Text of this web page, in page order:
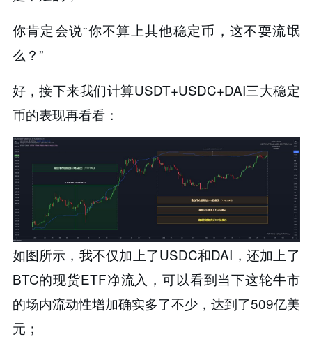
你肯定会说“你不算上其他稳定币，这不耍流氓
么？”
好，接下来我们计算USDT+USDC+DAI三大稳定
币的表现再看看：
如图所示，我不仅加上了USDC和DAI，还加上了
BTC的现货ETF净流入，可以看到当下这轮牛市
的场内流动性增加确实多了不少，达到了509亿美
元；